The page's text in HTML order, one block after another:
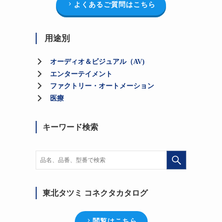
よくあるご質問はこちら
用途別
オーディオ＆ビジュアル（AV)
エンターテイメント
ファクトリー・オートメーション
医療
キーワード検索
東北タツミ コネクタカタログ